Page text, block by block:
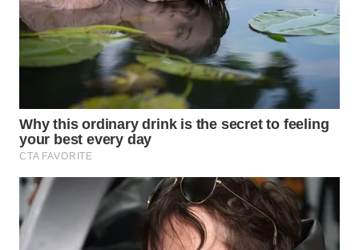
TAPANULI
SELATAN
WN
WN
KARO
SIMALUNGUN